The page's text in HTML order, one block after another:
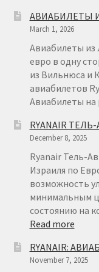
АВИАБИЛЕТЫ
March 1, 2026
Авиабилеты
евро в одну
из Вильнюса и
авиабилетов
Авиабилеты
RYANAIR
December 8, 2025
Ryanair Тель-
Израиля по
возможность
минимальным
состоянию на
Read more:
АВИВ
RYANAIR:
November 7, 2025